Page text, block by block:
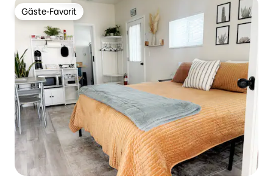
Gäste-Favorit
Gäste-Favorit